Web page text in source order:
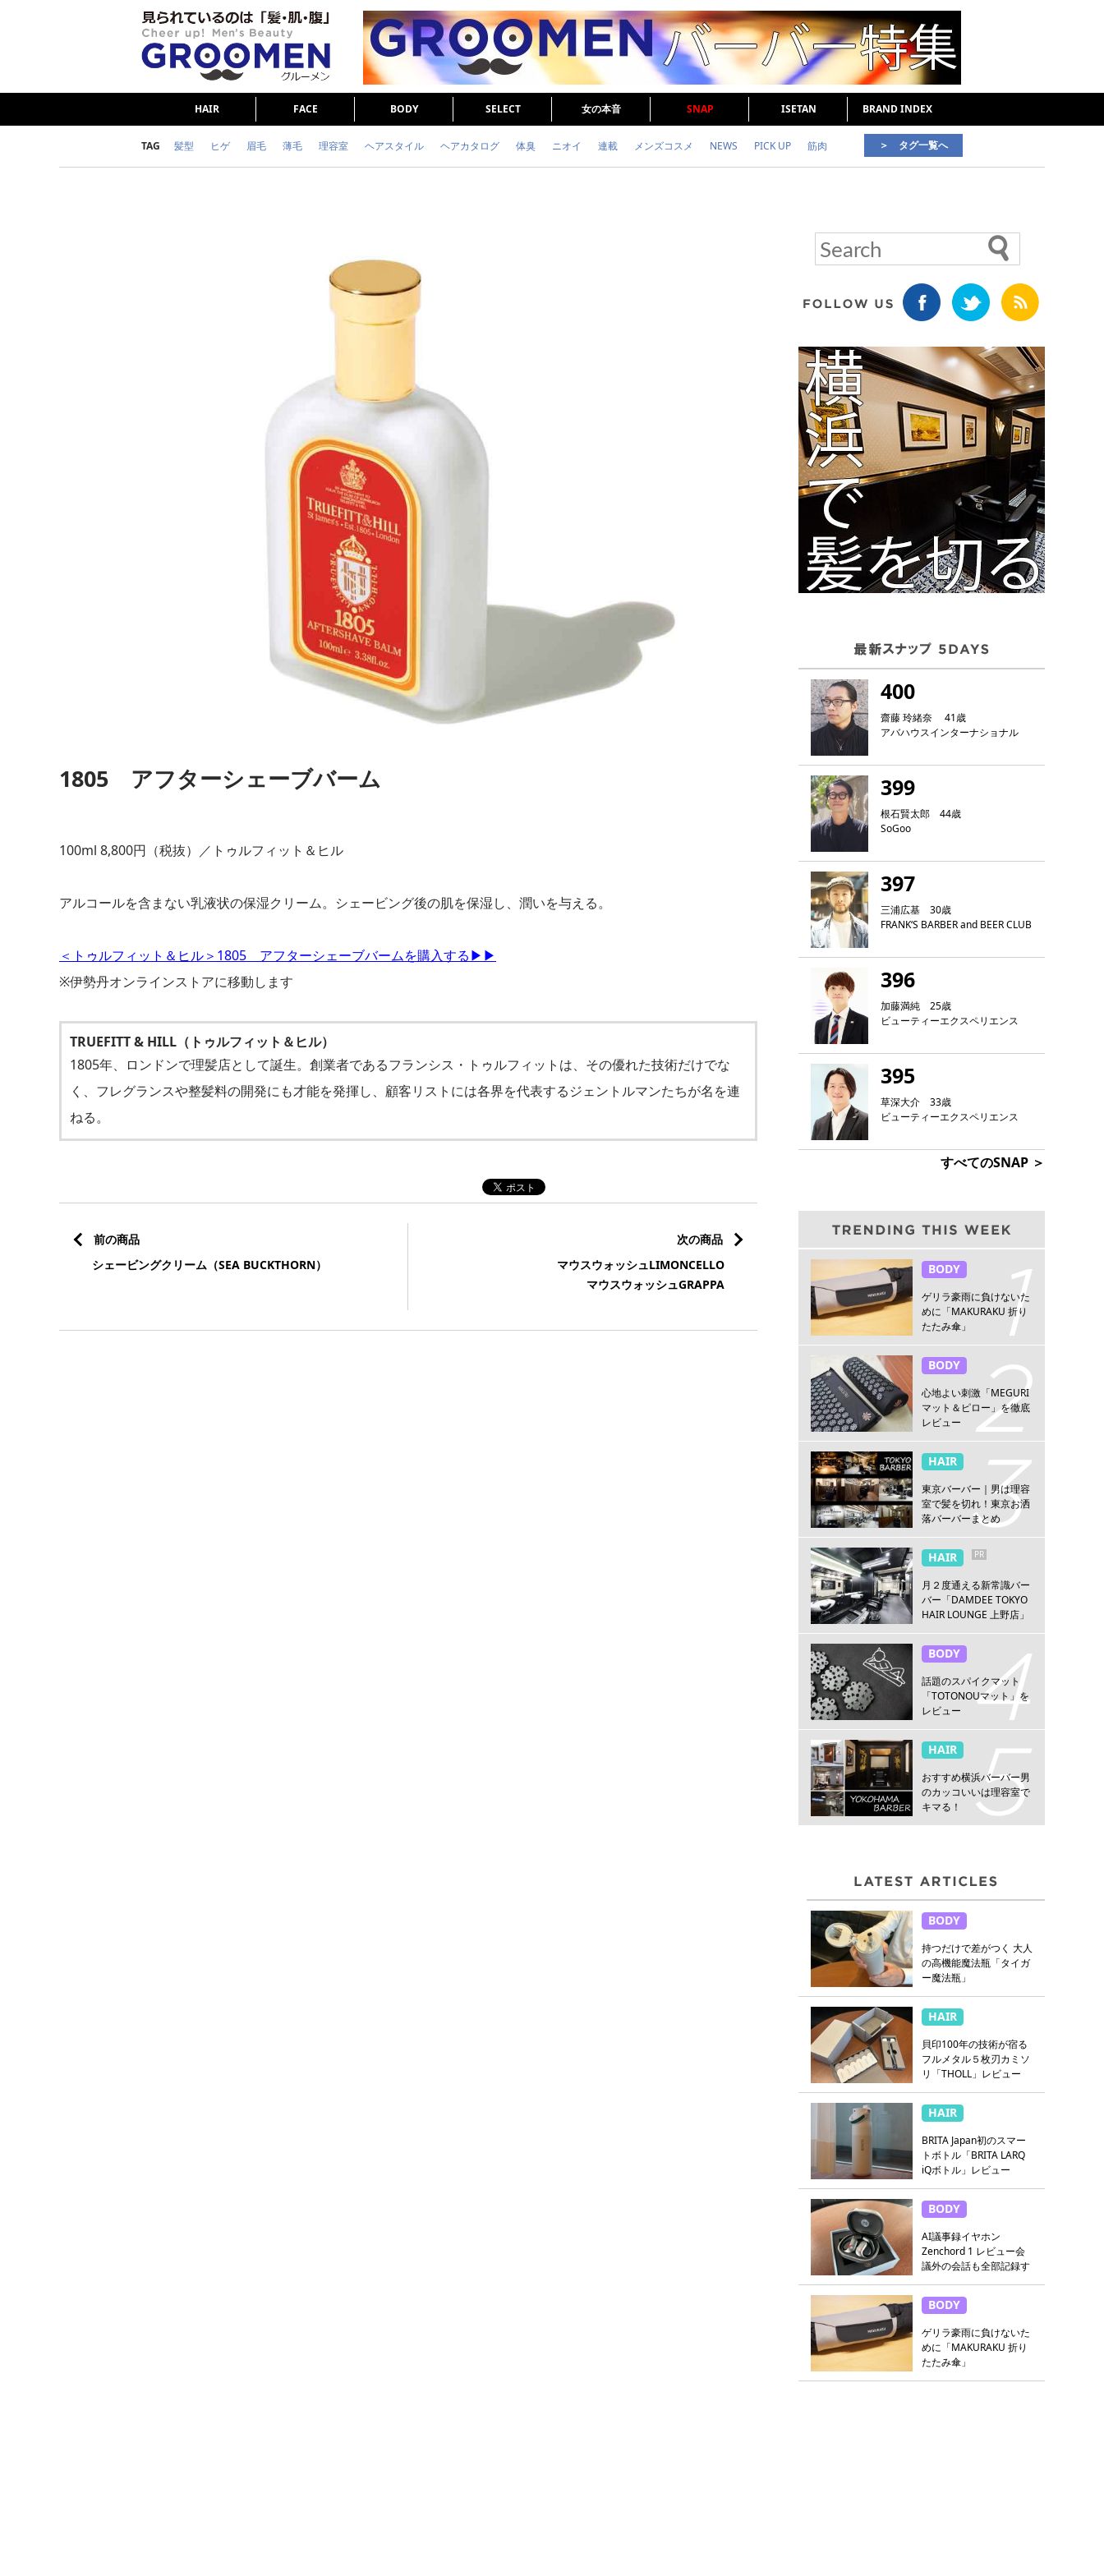
HAIR FACE BODY SELECT 女の本音 SNAP ISETAN BRAND INDEX
TAG 髪型 ヒゲ 眉毛 薄毛 理容室 ヘアスタイル ヘアカタログ 体臭 ニオイ 連載 メンズコスメ NEWS PICK UP 筋肉 ＞ タグ一覧へ
1805 アフターシェーブバーム
100ml 8,800円（税抜）／トゥルフィット＆ヒル
アルコールを含まない乳液状の保湿クリーム。シェービング後の肌を保湿し、潤いを与える。
＜トゥルフィット＆ヒル＞1805 アフターシェーブバームを購入する▶▶
※伊勢丹オンラインストアに移動します
TRUEFITT & HILL（トゥルフィット＆ヒル）
1805年、ロンドンで理髪店として誕生。創業者であるフランシス・トゥルフィットは、その優れた技術だけでな
く、フレグランスや整髪料の開発にも才能を発揮し、顧客リストには各界を代表するジェントルマンたちが名を連
ねる。
前の商品
シェービングクリーム（SEA BUCKTHORN）
次の商品
マウスウォッシュLIMONCELLO
マウスウォッシュGRAPPA
400
齋藤 玲緒奈 41歳
アバハウスインターナショナル
399
根石賢太郎 44歳
SoGoo
397
三浦広基 30歳
FRANK‘S BARBER and BEER CLUB
396
加藤満純 25歳
ビューティーエクスペリエンス
395
草深大介 33歳
ビューティーエクスペリエンス
すべてのSNAP ＞
BODY
ゲリラ豪雨に負けないた
めに「MAKURAKU 折り
たたみ傘」
BODY
心地よい刺激「MEGURI
マット＆ピロー」を徹底
レビュー
HAIR
東京バーバー｜男は理容
室で髪を切れ！東京お洒
落バーバーまとめ
HAIR PR
月２度通える新常識バー
バー「DAMDEE TOKYO
HAIR LOUNGE 上野店」
BODY
話題のスパイクマット
「TOTONOUマット」を
レビュー
HAIR
おすすめ横浜バーバー男
のカッコいいは理容室で
キマる！
BODY
持つだけで差がつく 大人
の高機能魔法瓶「タイガ
ー魔法瓶」
HAIR
貝印100年の技術が宿る
フルメタル５枚刃カミソ
リ「THOLL」レビュー
HAIR
BRITA Japan初のスマー
トボトル「BRITA LARQ
iQボトル」レビュー
BODY
AI議事録イヤホン
Zenchord 1 レビュー会
議外の会話も全部記録す
BODY
ゲリラ豪雨に負けないた
めに「MAKURAKU 折り
たたみ傘」